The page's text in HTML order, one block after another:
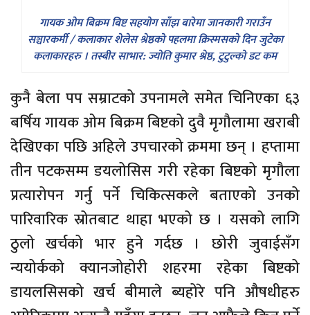
गायक ओम बिक्रम बिष्ट सहयोग साँझ बारेमा जानकारी गराउँन
सञ्चारकर्मी / कलाकार शेलेस श्रेष्ठको पहलमा क्रिस्मसको दिन जुटेका
कलाकारहरु । तस्बीर साभार: ज्योति कुमार श्रेष्ठ, टुटुल्को डट कम
कुनै बेला पप सम्राटको उपनामले समेत चिनिएका ६३
बर्षिय गायक ओम बिक्रम बिष्टको दुवै मृगौलामा खराबी
देखिएका पछि अहिले उपचारको क्रममा छन् । हप्तामा
तीन पटकसम्म डयलोसिस गरी रहेका बिष्टको मृगौला
प्रत्यारोपन गर्नु पर्ने चिकित्सकले बताएको उनको
पारिवारिक स्रोतबाट थाहा भएको छ । यसको लागि
ठुलो खर्चको भार हुने गर्दछ । छोरी जुवाईसँग
न्ययोर्कको क्यानजोहोरी शहरमा रहेका बिष्टको
डायलसिसको खर्च बीमाले ब्यहोरे पनि औषधीहरु